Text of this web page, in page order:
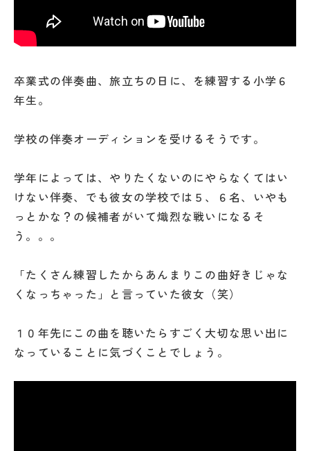
卒業式の伴奏曲、旅立ちの日に、を練習する小学６
年生。
学校の伴奏オーディションを受けるそうです。
学年によっては、やりたくないのにやらなくてはい
けない伴奏、でも彼女の学校では５、６名、いやも
っとかな？の候補者がいて熾烈な戦いになるそ
う。。。
「たくさん練習したからあんまりこの曲好きじゃな
くなっちゃった」と言っていた彼女（笑）
１０年先にこの曲を聴いたらすごく大切な思い出に
なっていることに気づくことでしょう。